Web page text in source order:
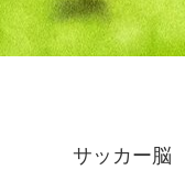
サッカー脳